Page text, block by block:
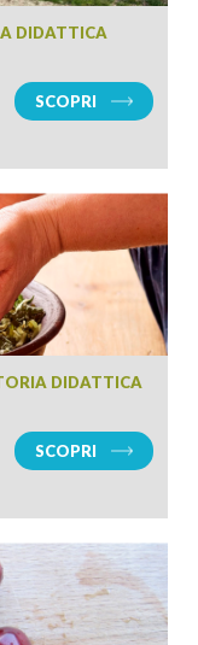
DIDATTICA
SCOPRI
DIDATTICA
SCOPRI